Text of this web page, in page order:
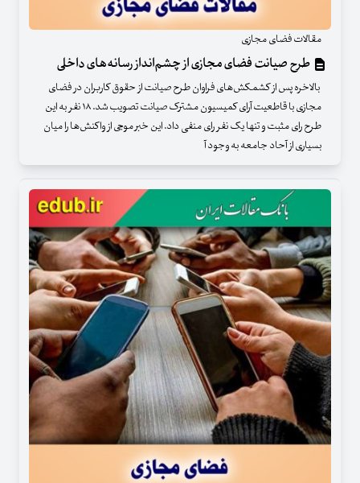
مقالات فضای مجازی
طرح صیانت فضای مجازی از چشم‌انداز رسانه‌های داخلی
بالاخره پس از کشمکش‌های فراوان طرح صیانت از حقوق کاربران در فضای
مجازی با قاطعیت آرای کمیسیون مشترک صیانت تصویب شد. ۱۸ نفر به این
طرح رای مثبت و تنها یک نفر رای منفی داد. این خبر موجی از واکنش‌ها را میان
بسیاری از آحاد جامعه به وجود آ